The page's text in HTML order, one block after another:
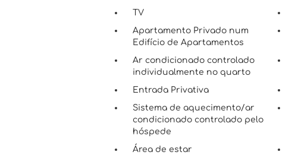
TV
Apartamento Privado num
Edifício de Apartamentos
Ar condicionado controlado
individualmente no quarto
Entrada Privativa
Sistema de aquecimento/ar
condicionado controlado pelo
hóspede
Área de estar